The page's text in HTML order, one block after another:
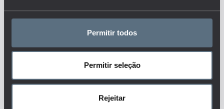
Permitir todos
Permitir seleção
Rejeitar
ENSINO SECUNDÁRIO FINANCIAMENTO
o site a partir de um desktop.